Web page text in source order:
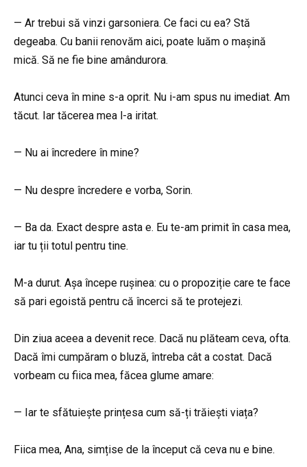
— Ar trebui să vinzi garsoniera. Ce faci cu ea? Stă
degeaba. Cu banii renovăm aici, poate luăm o mașină
mică. Să ne fie bine amândurora.
Atunci ceva în mine s-a oprit. Nu i-am spus nu imediat. Am
tăcut. Iar tăcerea mea l-a iritat.
— Nu ai încredere în mine?
— Nu despre încredere e vorba, Sorin.
— Ba da. Exact despre asta e. Eu te-am primit în casa mea,
iar tu ții totul pentru tine.
M-a durut. Așa începe rușinea: cu o propoziție care te face
să pari egoistă pentru că încerci să te protejezi.
Din ziua aceea a devenit rece. Dacă nu plăteam ceva, ofta.
Dacă îmi cumpăram o bluză, întreba cât a costat. Dacă
vorbeam cu fiica mea, făcea glume amare:
— Iar te sfătuiește prințesa cum să-ți trăiești viața?
Fiica mea, Ana, simțise de la început că ceva nu e bine.